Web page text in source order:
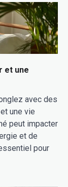
et une
avec des
une vie
peut impacter
et de
pour